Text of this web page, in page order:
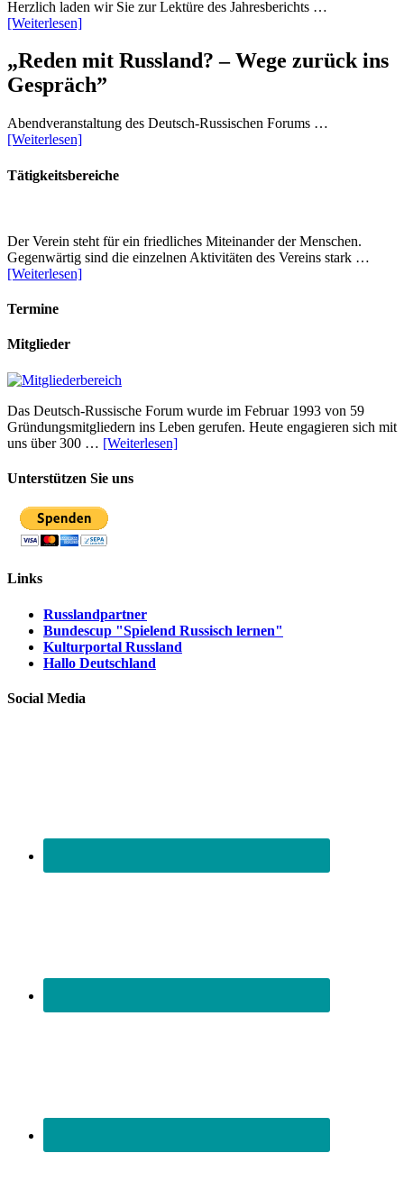
Herzlich laden wir Sie zur Lektüre des Jahresberichts …
[Weiterlesen]
„Reden mit Russland? – Wege zurück ins
Gespräch”
Abendveranstaltung des Deutsch-Russischen Forums …
[Weiterlesen]
Tätigkeitsbereiche
Der Verein steht für ein friedliches Miteinander der Menschen.
Gegenwärtig sind die einzelnen Aktivitäten des Vereins stark …
[Weiterlesen]
Termine
Mitglieder
Das Deutsch-Russische Forum wurde im Februar 1993 von 59
Gründungsmitgliedern ins Leben gerufen. Heute engagieren sich mit
uns über 300 … [Weiterlesen]
Unterstützen Sie uns
Links
Russlandpartner
Bundescup "Spielend Russisch lernen"
Kulturportal Russland
Hallo Deutschland
Social Media